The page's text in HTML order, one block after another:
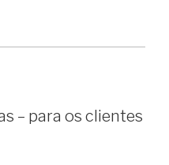
– para os clientes